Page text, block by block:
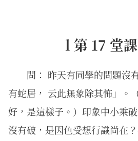
l 第 17 堂
問： 昨天有同學的問題沒
有蛇居， 云此無象除其怖」。
好，是這樣子。）印象中小乘
沒有破，是因色受想行識尚在